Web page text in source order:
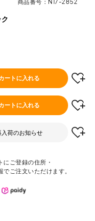
商品番号 N17-2852
ートに入れる
ートに入れる
入荷のお知らせ
ご登録の住所・
ご注文いただけます。